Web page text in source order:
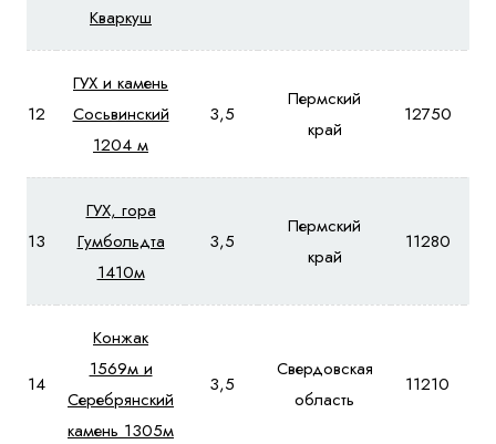
Кваркуш
12
ГУХ и камень
Сосьвинский
1204 м
3,5
Пермский
край
12750
13
ГУХ, гора
Гумбольдта
1410м
3,5
Пермский
край
11280
14
Конжак
1569м и
Серебрянский
камень 1305м
3,5
Свердовская
область
11210